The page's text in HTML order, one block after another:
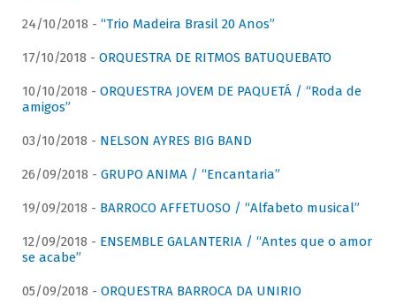
24/10/2018 - “Trio Madeira Brasil 20 Anos”
17/10/2018 - ORQUESTRA DE RITMOS BATUQUEBATO
10/10/2018 - ORQUESTRA JOVEM DE PAQUETÁ / “Roda de
amigos”
03/10/2018 - NELSON AYRES BIG BAND
26/09/2018 - GRUPO ANIMA / “Encantaria”
19/09/2018 - BARROCO AFFETUOSO / “Alfabeto musical”
12/09/2018 - ENSEMBLE GALANTERIA / “Antes que o amor
se acabe”
05/09/2018 - ORQUESTRA BARROCA DA UNIRIO